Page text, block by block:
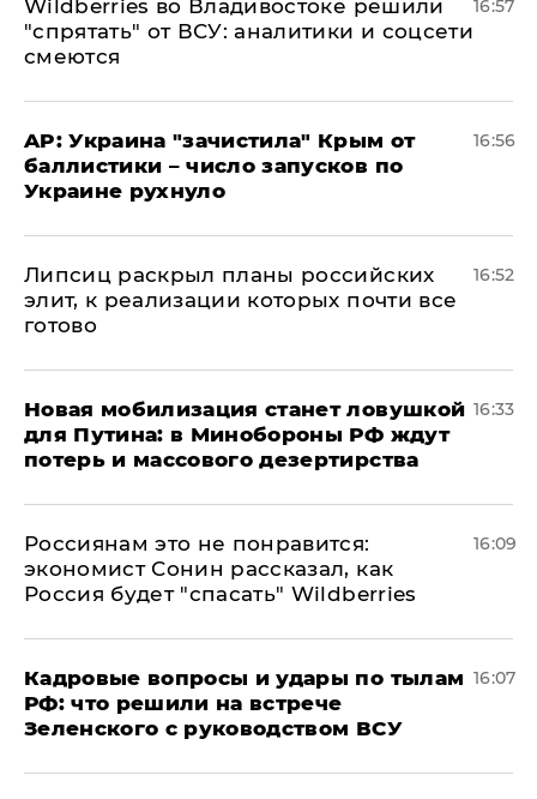
Wildberries во Владивостоке решили
"спрятать" от ВСУ: аналитики и соцсети
смеются
16:57
AP: Украина "зачистила" Крым от
баллистики – число запусков по
Украине рухнуло
16:56
Липсиц раскрыл планы российских
элит, к реализации которых почти все
готово
16:52
​Новая мобилизация станет ловушкой
для Путина: в Минобороны РФ ждут
потерь и массового дезертирства
16:33
Россиянам это не понравится:
экономист Сонин рассказал, как
Россия будет "спасать" Wildberries
16:09
Кадровые вопросы и удары по тылам
РФ: что решили на встрече
Зеленского с руководством ВСУ
16:07